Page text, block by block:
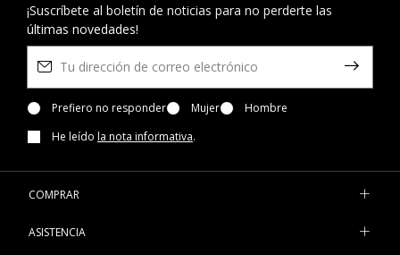
¡Suscríbete al boletín de noticias para no perderte las
últimas novedades!
Prefiero no responder Mujer
Hombre
He leído la nota informativa.
COMPRAR
ASISTENCIA